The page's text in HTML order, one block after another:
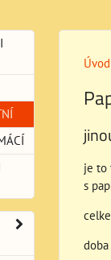
Úvod
je to
s